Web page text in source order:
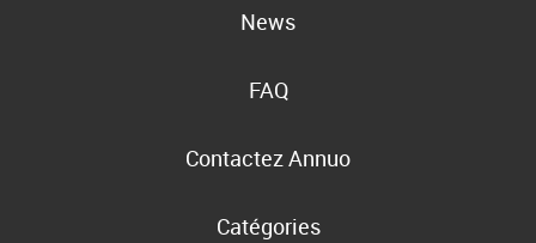
News
FAQ
Contactez Annuo
Catégories